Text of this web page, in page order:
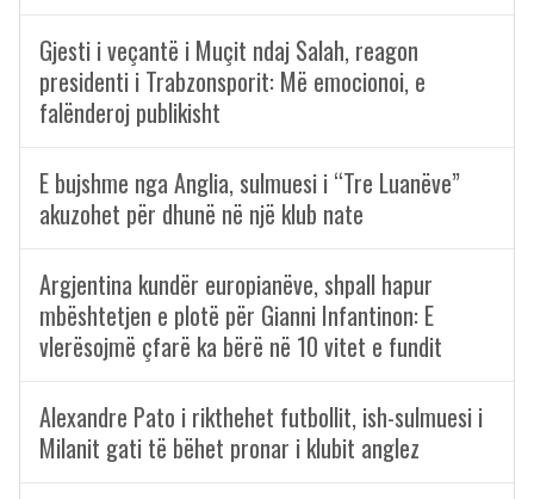
Gjesti i veçantë i Muçit ndaj Salah, reagon
presidenti i Trabzonsporit: Më emocionoi, e
falënderoj publikisht
E bujshme nga Anglia, sulmuesi i “Tre Luanëve”
akuzohet për dhunë në një klub nate
Argjentina kundër europianëve, shpall hapur
mbështetjen e plotë për Gianni Infantinon: E
vlerësojmë çfarë ka bërë në 10 vitet e fundit
Alexandre Pato i rikthehet futbollit, ish-sulmuesi i
Milanit gati të bëhet pronar i klubit anglez